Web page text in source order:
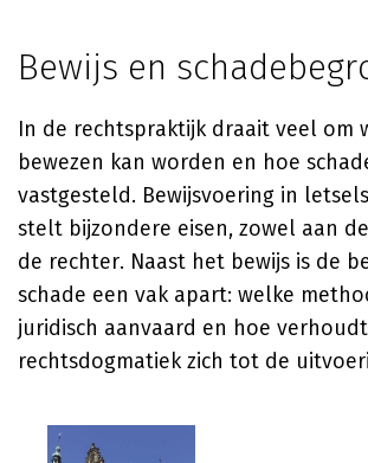
Bewijs en
In de rechtspraktijk draait veel om
bewezen kan worden en hoe
vastgesteld. Bewijsvoering in
stelt bijzondere eisen, zowel aan
de rechter. Naast het bewijs is de
schade een vak apart: welke
juridisch aanvaard en hoe
rechtsdogmatiek zich tot de